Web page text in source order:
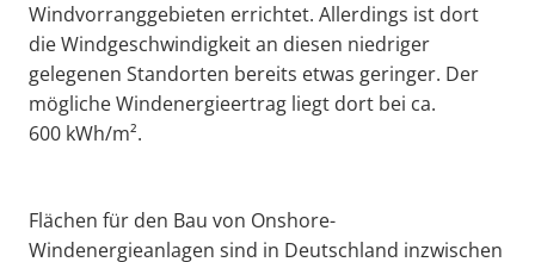
Windvorranggebieten errichtet. Allerdings ist dort
die Windgeschwindigkeit an diesen niedriger
gelegenen Standorten bereits etwas geringer. Der
mögliche Windenergieertrag liegt dort bei ca.
600 kWh/m².
Flächen für den Bau von Onshore-
Windenergieanlagen sind in Deutschland inzwischen